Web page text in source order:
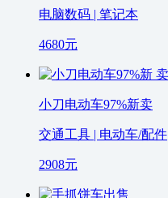
电脑数码 | 笔记本
4680元
小刀电动车97%新卖
交通工具 | 电动车/配件
2908元